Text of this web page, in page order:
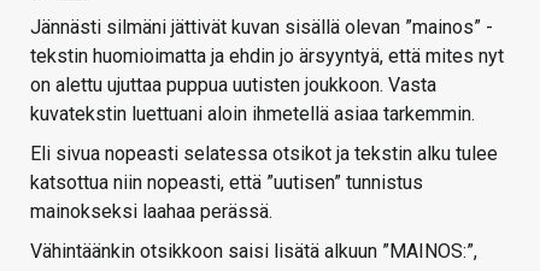
Jännästi silmäni jättivät kuvan sisällä olevan ”mainos” -
tekstin huomioimatta ja ehdin jo ärsyyntyä, että mites nyt
on alettu ujuttaa puppua uutisten joukkoon. Vasta
kuvatekstin luettuani aloin ihmetellä asiaa tarkemmin.
Eli sivua nopeasti selatessa otsikot ja tekstin alku tulee
katsottua niin nopeasti, että ”uutisen” tunnistus
mainokseksi laahaa perässä.
Vähintäänkin otsikkoon saisi lisätä alkuun ”MAINOS:”,